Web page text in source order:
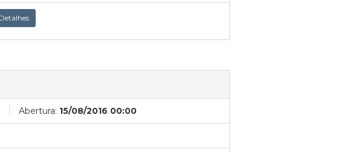
Detalhes
Abertura: 15/08/2016 00:00